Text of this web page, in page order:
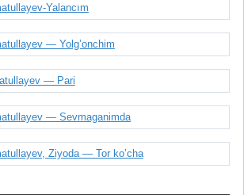
Yalancım
— Yolg’onchim
— Pari
— Sevmaganimda
Ziyoda — Tor ko’cha